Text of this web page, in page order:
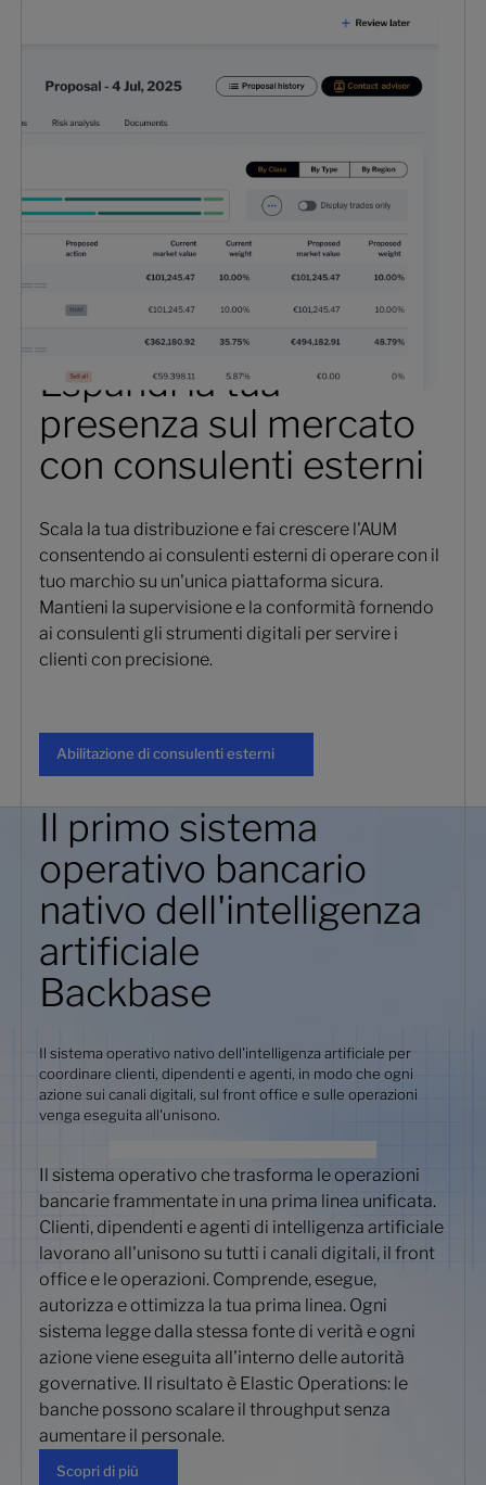
Espandi la tua
presenza sul mercato
con consulenti esterni
Scala la tua distribuzione e fai crescere l'AUM
consentendo ai consulenti esterni di operare con il
tuo marchio su un'unica piattaforma sicura.
Mantieni la supervisione e la conformità fornendo
ai consulenti gli strumenti digitali per servire i
clienti con precisione.
Abilitazione di consulenti esterni
Il primo sistema
operativo bancario
nativo dell'intelligenza
artificiale
Backbase
Il sistema operativo nativo dell'intelligenza artificiale per
coordinare clienti, dipendenti e agenti, in modo che ogni
azione sui canali digitali, sul front office e sulle operazioni
venga eseguita all'unisono.
Il sistema operativo che trasforma le operazioni
bancarie frammentate in una prima linea unificata.
Clienti, dipendenti e agenti di intelligenza artificiale
lavorano all'unisono su tutti i canali digitali, il front
office e le operazioni. Comprende, esegue,
autorizza e ottimizza la tua prima linea. Ogni
sistema legge dalla stessa fonte di verità e ogni
azione viene eseguita all'interno delle autorità
governative. Il risultato è Elastic Operations: le
banche possono scalare il throughput senza
aumentare il personale.
Scopri di più